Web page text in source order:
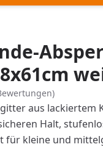
aus lackiertem
Halt,
für kleine und